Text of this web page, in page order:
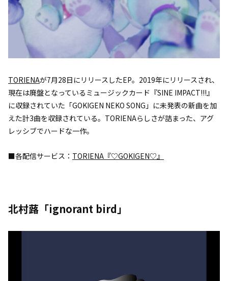
TORIENAが7月28日にリリースしたEP。2019年にリリースされ、
現在は廃盤となっているミュージックカード『SINE IMPACT!!!』
に収録されていた「GOKIGEN NEKO SONG」に未発表の新曲を加
えた計3曲を収録されている。TORIENAらしさが詰まった、アグ
レッシブでハードな一作。
■各配信サービス： TORIENA『♡GOKIGEN♡』
北村蕗「ignorant bird」